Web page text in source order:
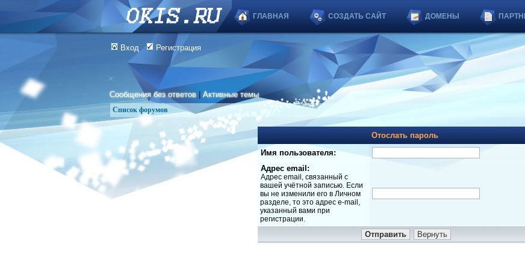
ГЛАВНАЯ СОЗДАТЬ САЙТ ДОМЕНЫ
Вход Регистрация
Сообщения без ответов |Активные темы
Список форумов
Отослать пароль
Имя пользователя:
Адрес email:
Адрес email, связанный с
вашей учётной записью. Если
вы не изменили его в Личном
разделе, то это адрес e-mail,
указанный вами при
регистрации.